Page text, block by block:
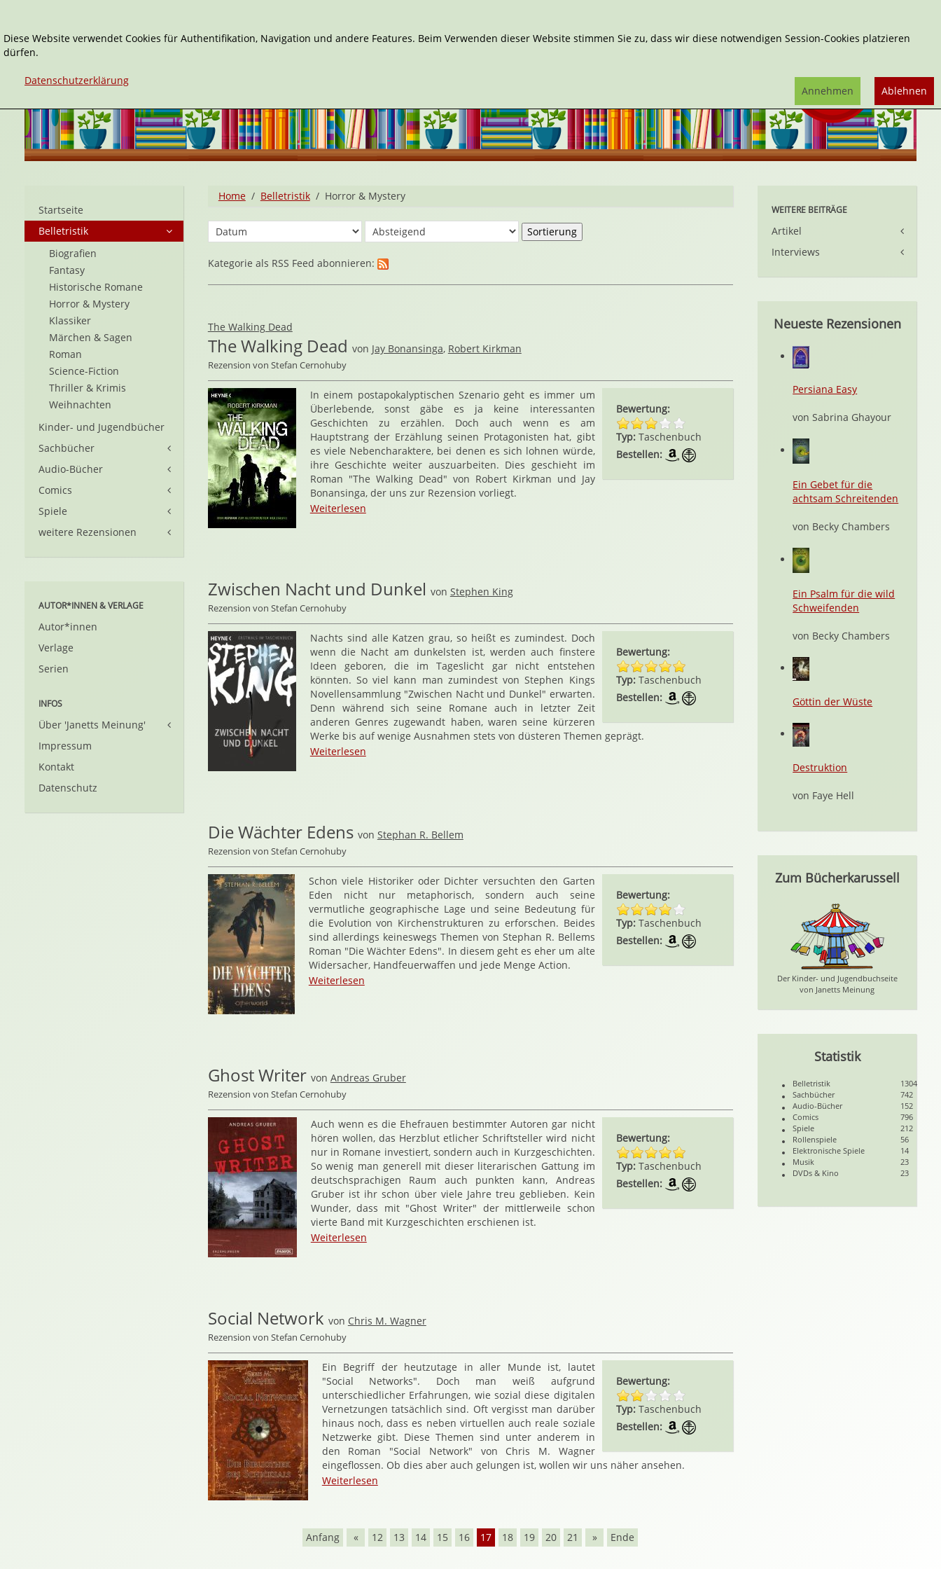
Home Belletristik Horror & Mystery
Kategorie als RSS Feed abonnieren:
The Walking Dead
The Walking Dead von Jay Bonansinga, Robert Kirkman
Rezension von Stefan Cernohuby
Bewertung:
Typ: Taschenbuch
Bestellen:
In einem postapokalyptischen Szenario geht es immer um
Überlebende, sonst gäbe es ja keine interessanten
Geschichten zu erzählen. Doch auch wenn es am
Hauptstrang der Erzählung seinen Protagonisten hat, gibt
es viele Nebencharaktere, bei denen es sich lohnen würde,
ihre Geschichte weiter auszuarbeiten. Dies geschieht im
Roman "The Walking Dead" von Robert Kirkman und Jay
Bonansinga, der uns zur Rezension vorliegt.
Weiterlesen
Zwischen Nacht und Dunkel von Stephen King
Rezension von Stefan Cernohuby
Bewertung:
Typ: Taschenbuch
Bestellen:
Nachts sind alle Katzen grau, so heißt es zumindest. Doch
wenn die Nacht am dunkelsten ist, werden auch finstere
Ideen geboren, die im Tageslicht gar nicht entstehen
könnten. So viel kann man zumindest von Stephen Kings
Novellensammlung "Zwischen Nacht und Dunkel" erwarten.
Denn während sich seine Romane auch in letzter Zeit
anderen Genres zugewandt haben, waren seine kürzeren
Werke bis auf wenige Ausnahmen stets von düsteren Themen geprägt.
Weiterlesen
Die Wächter Edens von Stephan R. Bellem
Rezension von Stefan Cernohuby
Bewertung:
Typ: Taschenbuch
Bestellen:
Schon viele Historiker oder Dichter versuchten den Garten
Eden nicht nur metaphorisch, sondern auch seine
vermutliche geographische Lage und seine Bedeutung für
die Evolution von Kirchenstrukturen zu erforschen. Beides
sind allerdings keineswegs Themen von Stephan R. Bellems
Roman "Die Wächter Edens". In diesem geht es eher um alte
Widersacher, Handfeuerwaffen und jede Menge Action.
Weiterlesen
Ghost Writer von Andreas Gruber
Rezension von Stefan Cernohuby
Bewertung:
Typ: Taschenbuch
Bestellen:
Auch wenn es die Ehefrauen bestimmter Autoren gar nicht
hören wollen, das Herzblut etlicher Schriftsteller wird nicht
nur in Romane investiert, sondern auch in Kurzgeschichten.
So wenig man generell mit dieser literarischen Gattung im
deutschsprachigen Raum auch punkten kann, Andreas
Gruber ist ihr schon über viele Jahre treu geblieben. Kein
Wunder, dass mit "Ghost Writer" der mittlerweile schon
vierte Band mit Kurzgeschichten erschienen ist.
Weiterlesen
Social Network von Chris M. Wagner
Rezension von Stefan Cernohuby
Bewertung:
Typ: Taschenbuch
Bestellen:
Ein Begriff der heutzutage in aller Munde ist, lautet
"Social Networks". Doch man weiß aufgrund
unterschiedlicher Erfahrungen, wie sozial diese digitalen
Vernetzungen tatsächlich sind. Oft vergisst man darüber
hinaus noch, dass es neben virtuellen auch reale soziale
Netzwerke gibt. Diese Themen sind unter anderem in
den Roman "Social Network" von Chris M. Wagner
eingeflossen. Ob dies aber auch gelungen ist, wollen wir uns näher ansehen.
Weiterlesen
Anfang « 12 13 14 15 16 17 18 19 20 21 » Ende
Startseite
Belletristik
Biografien
Fantasy
Historische Romane
Horror & Mystery
Klassiker
Märchen & Sagen
Roman
Science-Fiction
Thriller & Krimis
Weihnachten
Kinder- und Jugendbücher
Sachbücher
Audio-Bücher
Comics
Spiele
weitere Rezensionen
AUTOR*INNEN & VERLAGE
Autor*innen
Verlage
Serien
INFOS
Über 'Janetts Meinung'
Impressum
Kontakt
Datenschutz
WEITERE BEITRÄGE
Artikel
Interviews
Neueste Rezensionen
Persiana Easy
von Sabrina Ghayour
Ein Gebet für die
achtsam Schreitenden
von Becky Chambers
Ein Psalm für die wild
Schweifenden
von Becky Chambers
Göttin der Wüste
Destruktion
von Faye Hell
Zum Bücherkarussell
Der Kinder- und Jugendbuchseite
von Janetts Meinung
Statistik
Belletristik
1304
Sachbücher
742
Audio-Bücher
152
Comics
796
Spiele
212
Rollenspiele
56
Elektronische Spiele
14
Musik
23
DVDs & Kino
23
Diese Website verwendet Cookies für Authentifikation, Navigation und andere Features. Beim Verwenden dieser Website stimmen Sie zu, dass wir diese notwendigen Session-Cookies platzieren
dürfen.
Datenschutzerklärung
Ablehnen
Annehmen